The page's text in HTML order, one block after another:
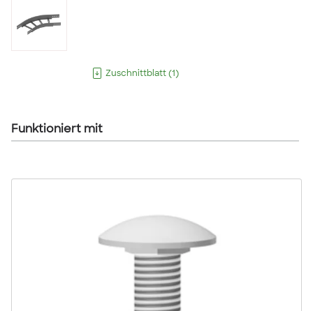
Zuschnittblatt (1 )
Funktioniert mit